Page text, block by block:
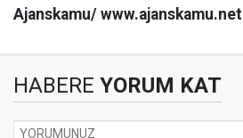
Ajanskamu/ www.ajanskamu.net
HABERE YORUM KAT